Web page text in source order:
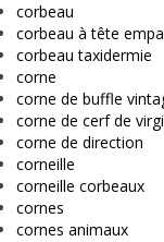
corbeau
corbeau à tête
corbeau taxidermie
corne
corne de buffle
corne de cerf de
corne de direction
corneille
corneille corbeaux
cornes
cornes animaux